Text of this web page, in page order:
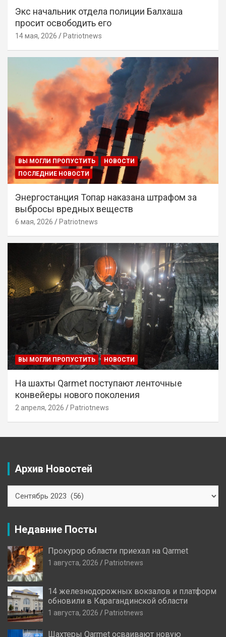
Экс начальник отдела полиции Балхаша
просит освободить его
14 мая, 2026 Patriotnews
ВЫ МОГЛИ ПРОПУСТИТЬ
НОВОСТИ
ПОСЛЕДНИЕ НОВОСТИ
Энергостанция Топар наказана штрафом за
выбросы вредных веществ
6 мая, 2026 Patriotnews
ВЫ МОГЛИ ПРОПУСТИТЬ НОВОСТИ
На шахты Qarmet поступают ленточные
конвейеры нового поколения
2 апреля, 2026 Patriotnews
Архив Новостей
Новостей
Недавние Посты
Прокурор области приехал на Qarmet
1 августа, 2026 Patriotnews
14 железнодорожных вокзалов и платформ
обновили в Карагандинской области
1 августа, 2026 Patriotnews
Шахтеры Qarmet осваивают новую